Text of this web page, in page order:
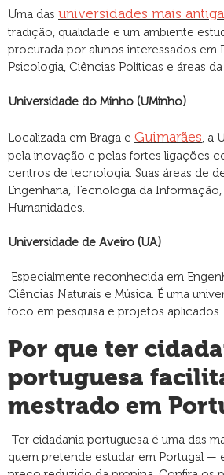
Uma das universidades mais
tradição, qualidade e um ambiente
procurada por alunos interessados em
Psicologia, Ciências Políticas e áreas da
Universidade do Minho (UMinho)
Localizada em Braga e Guimarães , a
pela inovação e pelas fortes ligações
centros de tecnologia. Suas áreas de
Engenharia, Tecnologia da
Humanidades.
Universidade de Aveiro (UA)
Especialmente reconhecida em
Ciências Naturais e Música. É uma
foco em pesquisa e projetos aplicados.
Por que ter
portuguesa
mestrado em
Ter cidadania portuguesa é uma das
quem pretende estudar em Portugal —